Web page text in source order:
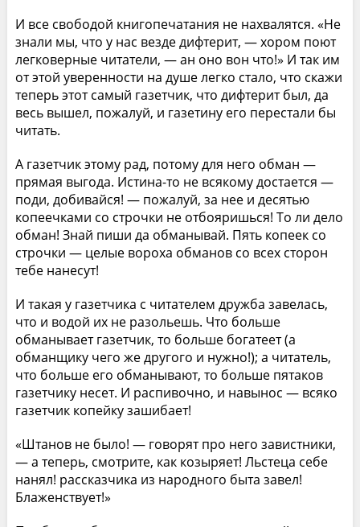
И все свободой книгопечатания не нахвалятся. «Не
знали мы, что у нас везде дифтерит, — хором поют
легковерные читатели, — ан оно вон что!» И так им
от этой уверенности на душе легко стало, что скажи
теперь этот самый газетчик, что дифтерит был, да
весь вышел, пожалуй, и газетину его перестали бы
читать.
А газетчик этому рад, потому для него обман —
прямая выгода. Истина-то не всякому достается —
поди, добивайся! — пожалуй, за нее и десятью
копеечками со строчки не отбояришься! То ли дело
обман! Знай пиши да обманывай. Пять копеек со
строчки — целые вороха обманов со всех сторон
тебе нанесут!
И такая у газетчика с читателем дружба завелась,
что и водой их не разольешь. Что больше
обманывает газетчик, то больше богатеет (а
обманщику чего же другого и нужно!); а читатель,
что больше его обманывают, то больше пятаков
газетчику несет. И распивочно, и навынос — всяко
газетчик копейку зашибает!
«Штанов не было! — говорят про него завистники,
— а теперь, смотрите, как козыряет! Льстеца себе
нанял! рассказчика из народного быта завел!
Блаженствует!»